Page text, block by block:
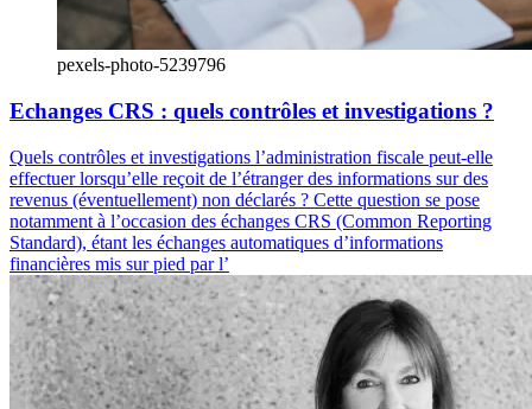
pexels-photo-5239796
Echanges CRS : quels contrôles et investigations ?
Quels contrôles et investigations l’administration fiscale peut-elle
effectuer lorsqu’elle reçoit de l’étranger des informations sur des
revenus (éventuellement) non déclarés ? Cette question se pose
notamment à l’occasion des échanges CRS (Common Reporting
Standard), étant les échanges automatiques d’informations
financières mis sur pied par l’